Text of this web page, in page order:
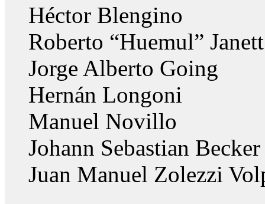
Héctor Blengino
Roberto “Huemul” Janett
Jorge Alberto Going
Hernán Longoni
Manuel Novillo
Johann Sebastian Becker
Juan Manuel Zolezzi